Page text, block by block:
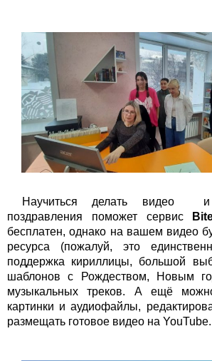
Научиться делать видео и
поздравления поможет сервис
бесплатен, однако на вашем видео
ресурса (пожалуй, это
поддержка кириллицы, большой
шаблонов с Рождеством, Новым
музыкальных треков. А ещё
картинки и аудиофайлы,
размещать готовое видео на YouTube.